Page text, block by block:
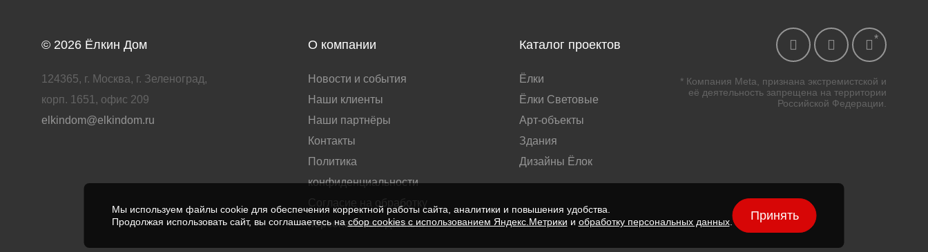
© 2026 Ёлкин Дом
124365, г. Москва, г. Зеленоград,
корп. 1651, офис 209
elkindom@elkindom.ru
О компании
Новости и события
Наши клиенты
Наши партнёры
Контакты
Политика
конфиденциальности
Согласие на обработку
персональных данных
Каталог проектов
Ёлки
Ёлки Световые
Арт-объекты
Здания
Дизайны Ёлок
* Компания Meta, признана экстремистской и
её деятельность запрещена на территории
Российской Федерации.
Мы используем файлы cookie для обеспечения корректной работы сайта, аналитики и повышения удобства.
Продолжая использовать сайт, вы соглашаетесь насбор cookies с использованием Яндекс.Метрики и обработку персональных данных. Принять